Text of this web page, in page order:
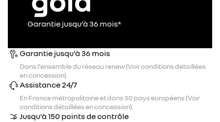
Garantie jusqu’à 36 mois*
Garantie jusqu'à 36 mois
Dans l'ensemble du réseau renew (Voir conditions détaillées
en concession).
Assistance 24/7
En France métropolitaine et dans 30 pays européens (Voir
conditions détaillées en concession).
Jusqu'à 150 points de contrôle